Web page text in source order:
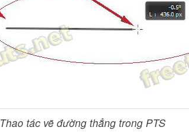
Thao tác vẽ đường thẳng trong PTS